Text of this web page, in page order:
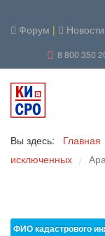
Форум | Новости
8 800 350
Вы здесь: Главная
исключенных /
ФИО кадастрового